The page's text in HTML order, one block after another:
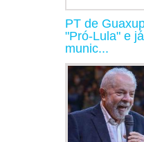
PT de
"Pró-Lula" e
munic...